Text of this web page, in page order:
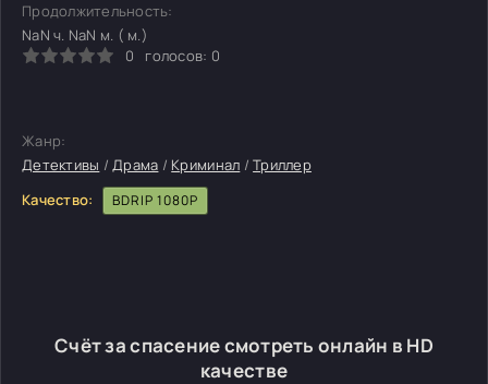
Продолжительность:
NaN ч. NaN м. ( м.)
0
голосов: 0
Жанр:
Детективы /Драма / Криминал /Триллер
Качество:
BDRIP 1080P
Счёт за спасение смотреть онлайн в HD
качестве